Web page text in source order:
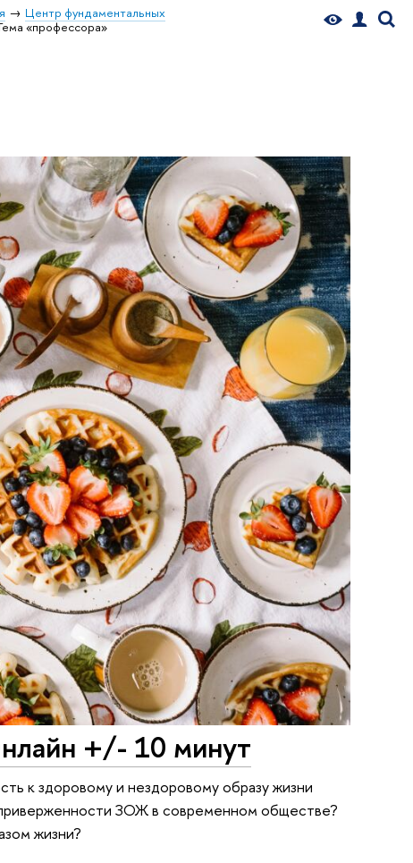
Центр фундаментальных
«профессора»
+/- 10 минут
к здоровому и нездоровому образу жизни
ЗОЖ в современном обществе?
жизни?